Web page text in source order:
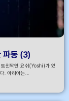
파동 (3)
윈짝인 요쉬(Yoshi)가 있
. 아리아는...